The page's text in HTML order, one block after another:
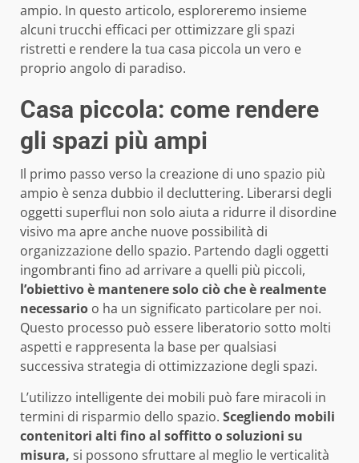
ampio. In questo articolo, esploreremo insieme
alcuni trucchi efficaci per ottimizzare gli spazi
ristretti e rendere la tua casa piccola un vero e
proprio angolo di paradiso.
Casa piccola: come rendere
gli spazi più ampi
Il primo passo verso la creazione di uno spazio più
ampio è senza dubbio il decluttering. Liberarsi degli
oggetti superflui non solo aiuta a ridurre il disordine
visivo ma apre anche nuove possibilità di
organizzazione dello spazio. Partendo dagli oggetti
ingombranti fino ad arrivare a quelli più piccoli,
l’obiettivo è mantenere solo ciò che è realmente
necessario o ha un significato particolare per noi.
Questo processo può essere liberatorio sotto molti
aspetti e rappresenta la base per qualsiasi
successiva strategia di ottimizzazione degli spazi.
L’utilizzo intelligente dei mobili può fare miracoli in
termini di risparmio dello spazio. Scegliendo mobili
contenitori alti fino al soffitto o soluzioni su
misura, si possono sfruttare al meglio le verticalità